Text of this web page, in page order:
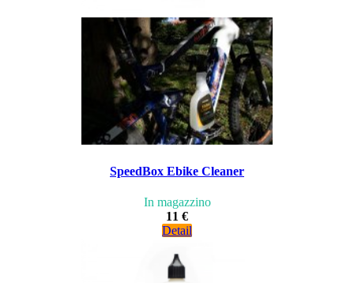
SpeedBox Ebike Cleaner
In magazzino
11 €
Detail